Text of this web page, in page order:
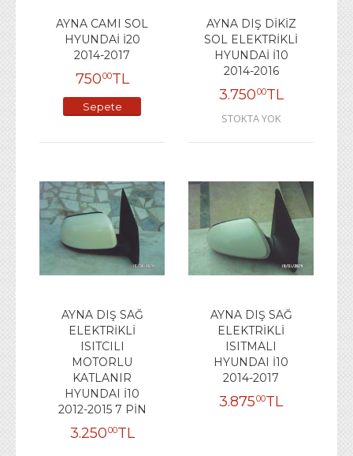
AYNA CAMI SOL
HYUNDAİ İ20
2014-2017
75000TL
Sepete
AYNA DIŞ DİKİZ
SOL ELEKTRİKLİ
HYUNDAİ İ10
2014-2016
3.75000TL
STOKTA YOK
AYNA DIŞ SAĞ
ELEKTRİKLİ
ISITCILI
MOTORLU
KATLANIR
HYUNDAI İ10
2012-2015 7 PİN
3.25000TL
AYNA DIŞ SAĞ
ELEKTRİKLİ
ISITMALI
HYUNDAI İ10
2014-2017
3.87500TL